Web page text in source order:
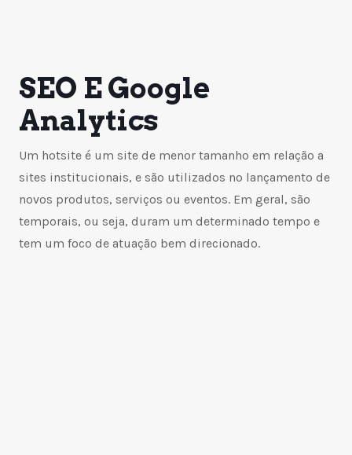
SEO E Google
Analytics
Um hotsite é um site de menor tamanho em relação a
sites institucionais, e são utilizados no lançamento de
novos produtos, serviços ou eventos. Em geral, são
temporais, ou seja, duram um determinado tempo e
tem um foco de atuação bem direcionado.